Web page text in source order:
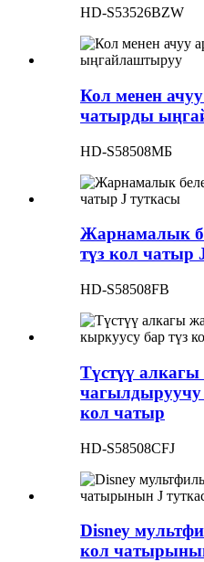
HD-S53526BZW
Кол менен
чатырды
HD-S58508МБ
Жарнамалык
түз кол чатыр
HD-S58508FB
Түстүү
чагылдыруучу
кол чатыр
HD-S58508CFJ
Disney
кол